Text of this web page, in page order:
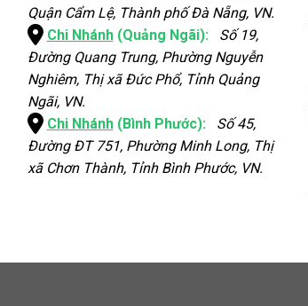
Quận Cẩm Lệ, Thành phố Đà Nẵng, VN.
Chi Nhánh(Quảng Ngãi):Số 19,
Đường Quang Trung, Phường Nguyễn
Nghiêm, Thị xã Đức Phổ, Tỉnh Quảng
Ngãi, VN.
Chi Nhánh(Bình Phước):Số 45,
Đường ĐT 751, Phường Minh Long, Thị
xã Chơn Thành, Tỉnh Bình Phước, VN.